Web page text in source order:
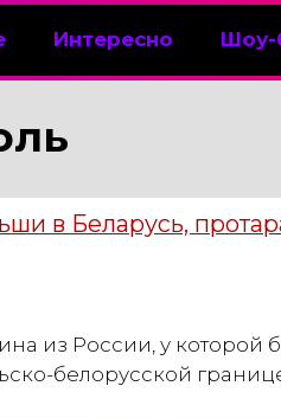
Интересно Шоу-
в Беларусь,
из России, у которой
белорусской